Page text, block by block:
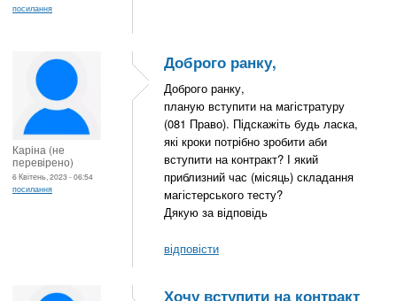
посилання
Каріна (не
перевірено)
6 Квітень, 2023 - 06:54
посилання
Доброго ранку,
Доброго ранку,
планую вступити на магістратуру
(081 Право). Підскажіть будь ласка,
які кроки потрібно зробити аби
вступити на контракт? І який
приблизний час (місяць) складання
магістерського тесту?
Дякую за відповідь
відповісти
Хочу вступити на контракт